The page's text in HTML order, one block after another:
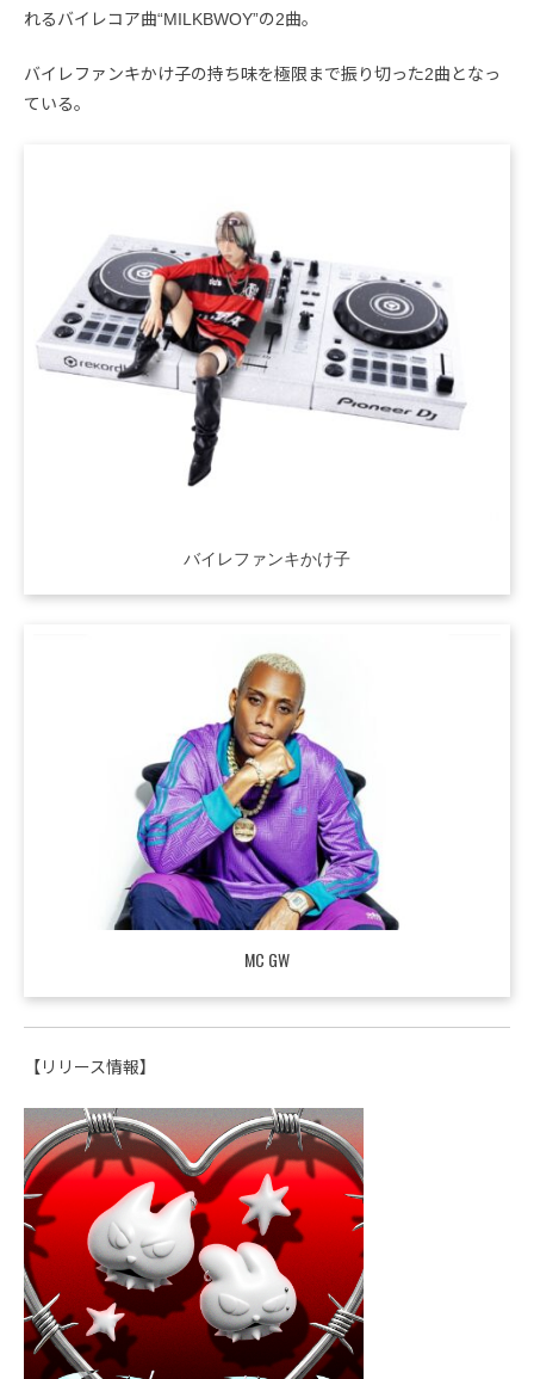
れるバイレコア曲“MILKBWOY”の2曲。
バイレファンキかけ子の持ち味を極限まで振り切った2曲となっ
ている。
バイレファンキかけ子
MC GW
【リリース情報】